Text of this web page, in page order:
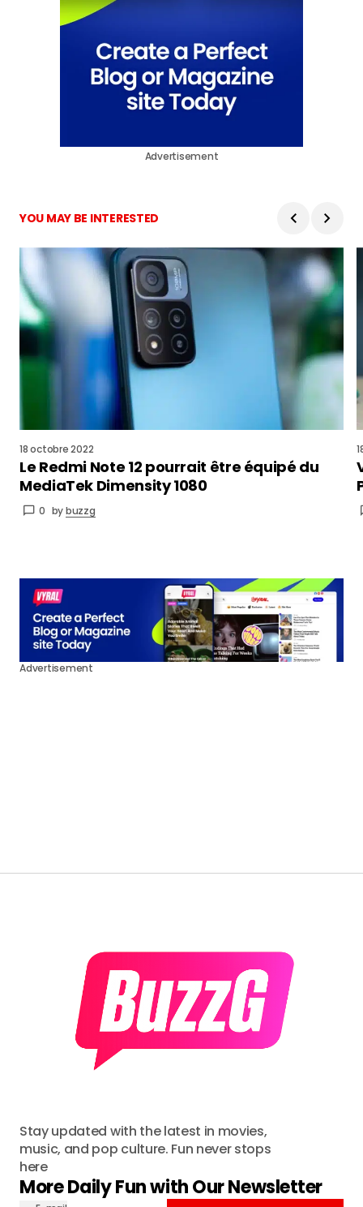
Advertisement
YOU MAY BE INTERESTED
18 octobre 2022
Le Redmi Note 12 pourrait être équipé du
MediaTek Dimensity 1080
0 bybuzzg
Advertisement
Stay updated with the latest in movies,
music, and pop culture. Fun never stops
here
More Daily Fun with Our Newsletter